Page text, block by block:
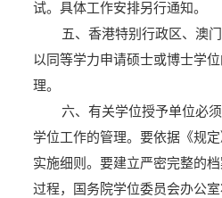
试。具体工作安排另行通知。
五、香港特别行政区、澳
以同等学力申请硕士或博士学
理。
六、有关学位授予单位必
学位工作的管理。要依据《规
实施细则。要建立严密完整的
过程，国务院学位委员会办公